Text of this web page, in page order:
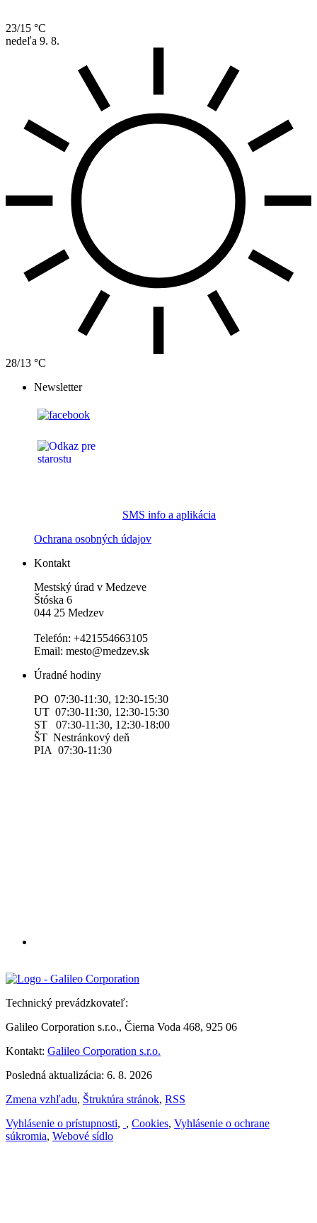
23/15 °C
nedeľa 9. 8.
28/13 °C
Newsletter
SMS info a aplikácia
Ochrana osobných údajov
Kontakt
Mestský úrad v Medzeve
Štóska 6
044 25 Medzev
Telefón: +421554663105
Email: mesto@medzev.sk
Úradné hodiny
PO 07:30-11:30, 12:30-15:30
UT 07:30-11:30, 12:30-15:30
ST 07:30-11:30, 12:30-18:00
ŠT Nestránkový deň
PIA 07:30-11:30
Technický prevádzkovateľ:
Galileo Corporation s.r.o., Čierna Voda 468, 925 06
Kontakt: Galileo Corporation s.r.o.
Posledná aktualizácia: 6. 8. 2026
Zmena vzhľadu, Štruktúra stránok, RSS
Vyhlásenie o prístupnosti, , Cookies, Vyhlásenie o ochrane
súkromia, Webové sídlo